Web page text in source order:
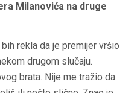
Milanovića na druge
rekla da je premijer vršio
drugom slučaju.
brata. Nije me tražio da